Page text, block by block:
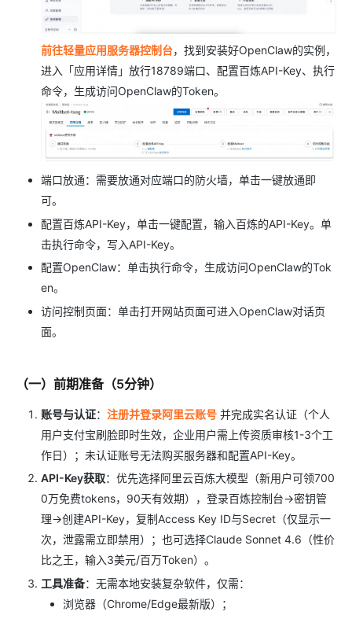
前往轻量应用服务器控制台，找到安装好OpenClaw的实例，
进入「应用详情」放行18789端口、配置百炼API-Key、执行
命令，生成访问OpenClaw的Token。
端口放通：需要放通对应端口的防火墙，单击一键放通即
可。
配置百炼API-Key，单击一键配置，输入百炼的API-Key。单
击执行命令，写入API-Key。
配置OpenClaw：单击执行命令，生成访问OpenClaw的Tok
en。
访问控制页面：单击打开网站页面可进入OpenClaw对话页
面。
（一）前期准备（5分钟）
账号与认证： 注册并登录阿里云账号 并完成实名认证（个人
用户支付宝刷脸即时生效，企业用户需上传资质审核1-3个工
作日）；未认证账号无法购买服务器和配置API-Key。
API-Key获取：优先选择阿里云百炼大模型（新用户可领700
0万免费tokens，90天有效期），登录百炼控制台→密钥管
理→创建API-Key，复制Access Key ID与Secret（仅显示一
次，泄露需立即禁用）；也可选择Claude Sonnet 4.6（性价
比之王，输入3美元/百万Token）。
工具准备：无需本地安装复杂软件，仅需：
浏览器（Chrome/Edge最新版）；